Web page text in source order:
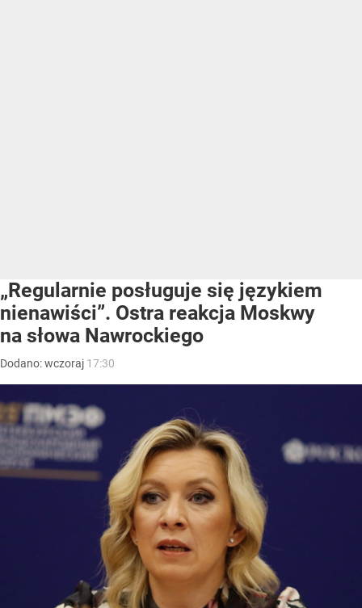
„Regularnie posługuje się językiem
nienawiści”. Ostra reakcja Moskwy
na słowa Nawrockiego
Dodano:wczoraj 17:30